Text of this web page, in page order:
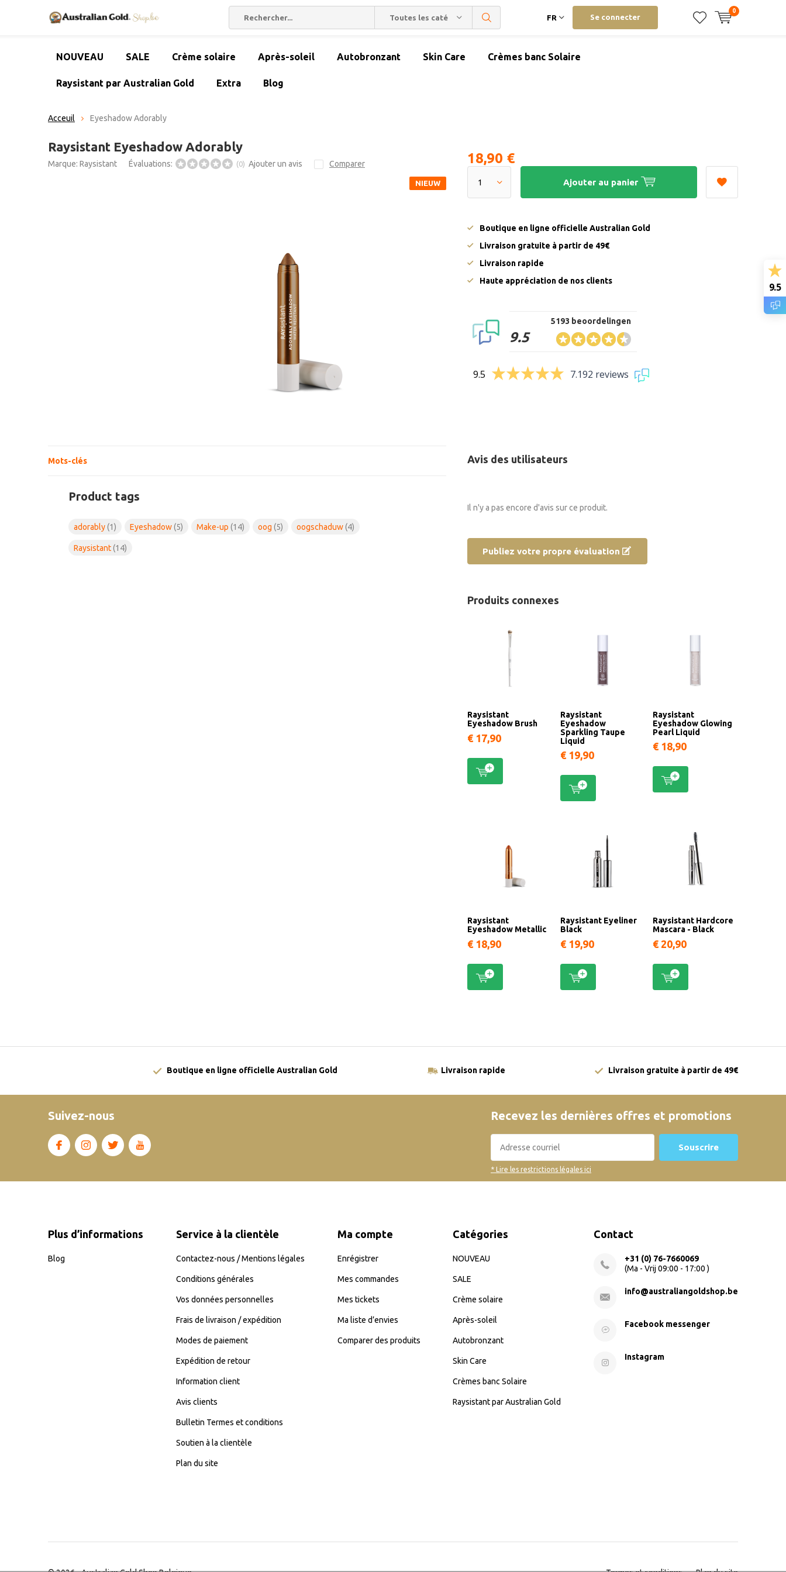
Toutes les catégories FR Se connecter
0
NOUVEAU SALE Crème solaire Après-soleil Autobronzant Skin Care Crèmes banc Solaire
Raysistant par Australian Gold Extra Blog
Acceuil Eyeshadow Adorably
Raysistant Eyeshadow Adorably
Marque: Raysistant Évaluations: (0) Ajouter un avis Comparer
NIEUW
18,90 €
Ajouter au panier
Boutique en ligne officielle Australian Gold
Livraison gratuite à partir de 49€
Livraison rapide
Haute appréciation de nos clients
9.5
5193 beoordelingen
9.5 7.192 reviews
Mots-clés
Product tags
adorably(1) Eyeshadow(5) Make-up (14) oog (5) oogschaduw(4)
Raysistant(14)
Avis des utilisateurs
Il n'y a pas encore d'avis sur ce produit.
Publiez votre propre évaluation
Produits connexes
Raysistant
Eyeshadow Brush
€ 17,90
Raysistant
Eyeshadow
Sparkling Taupe
Liquid
€ 19,90
Raysistant
Eyeshadow Glowing
Pearl Liquid
€ 18,90
Raysistant
Eyeshadow Metallic
€ 18,90
Raysistant Eyeliner
Black
€ 19,90
Raysistant Hardcore
Mascara - Black
€ 20,90
Boutique en ligne officielle Australian Gold Livraison rapide Livraison gratuite à partir de 49€
Suivez-nous Recevez les dernières offres et promotions
Souscrire
* Lire les restrictions légales ici
Plus d’informations
Blog
Service à la clientèle
Contactez-nous / Mentions légales
Conditions générales
Vos données personnelles
Frais de livraison / expédition
Modes de paiement
Expédition de retour
Information client
Avis clients
Bulletin Termes et conditions
Soutien à la clientèle
Plan du site
Ma compte
Enrégistrer
Mes commandes
Mes tickets
Ma liste d’envies
Comparer des produits
Catégories
NOUVEAU
SALE
Crème solaire
Après-soleil
Autobronzant
Skin Care
Crèmes banc Solaire
Raysistant par Australian Gold
Contact
+31 (0) 76-7660069
(Ma - Vrij 09:00 - 17:00 )
info@australiangoldshop.be
Facebook messenger
Instagram
9.5